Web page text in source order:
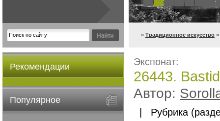
» Традиционное искусство »
Рекомендации
Популярное
Экспонат:
26443.
Автор:
| Рубрика